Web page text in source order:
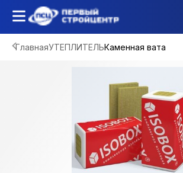
ГлавнаяУТЕПЛИТЕЛЬКаменная вата